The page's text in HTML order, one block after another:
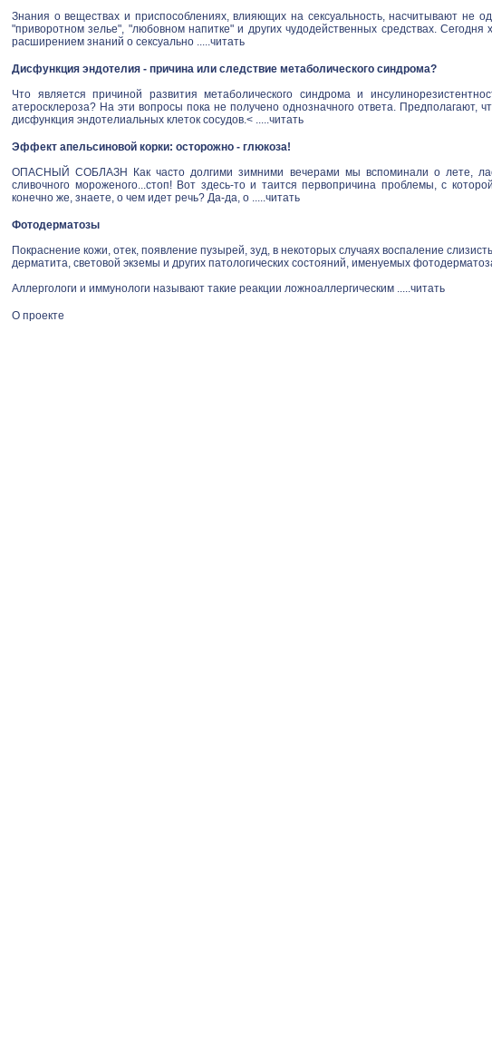
Знания о веществах и приспособлениях, влияющих на сексуальность, насчитывают не
"приворотном зелье", "любовном напитке" и других чудодейственных средствах.
расширением знаний о сексуально .....читать
Дисфункция эндотелия - причина или следствие метаболического синдрома?
Что является причиной развития метаболического синдрома и
атеросклероза? На эти вопросы пока не получено однозначного ответа.
дисфункция эндотелиальных клеток сосудов.< .....читать
Эффект апельсиновой корки: осторожно - глюкоза!
ОПАСНЫЙ СОБЛАЗН Как часто долгими зимними вечерами мы вспоминали о лете,
сливочного мороженого...стоп! Вот здесь-то и таится первопричина проблемы, с
конечно же, знаете, о чем идет речь? Да-да, о .....читать
Фотодерматозы
Покраснение кожи, отек, появление пузырей, зуд, в некоторых случаях воспаление
дерматита, световой экземы и других патологических состояний, именуемых
Аллергологи и иммунологи называют такие реакции ложноаллергическим .....читать
О проекте